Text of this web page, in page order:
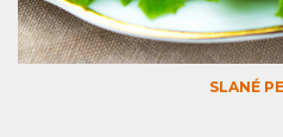
SLANÉ